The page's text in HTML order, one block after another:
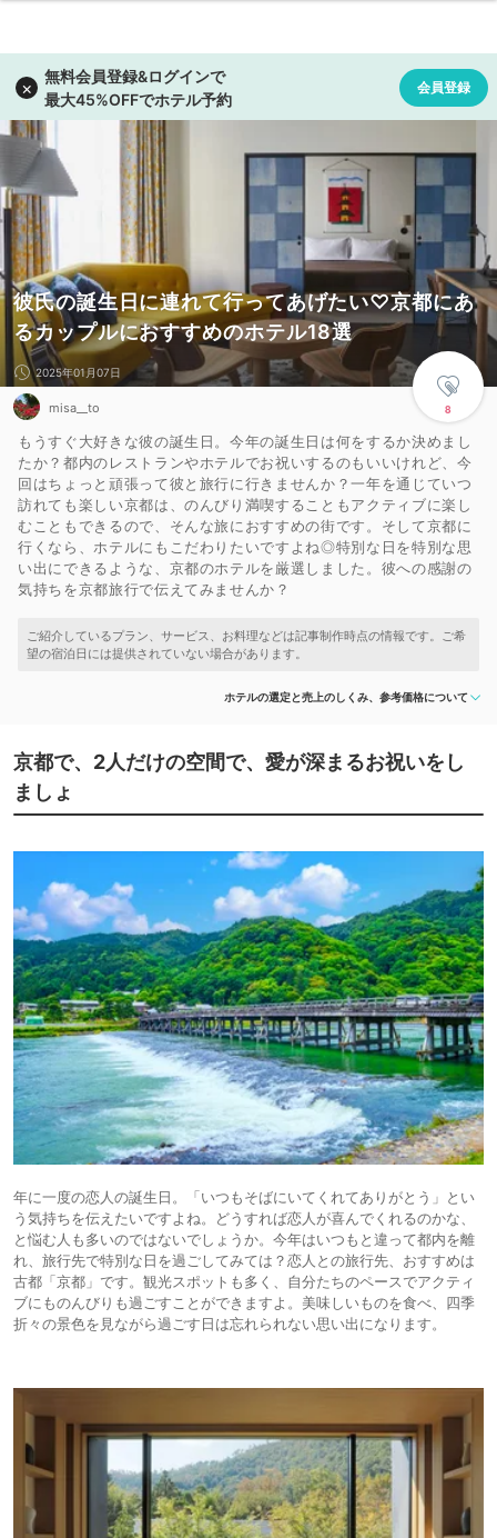
彼氏の誕生日に連れて行ってあげたい♡京都にあ
るカップルにおすすめのホテル18選
8
2025年01月07日
misa__to
もうすぐ大好きな彼の誕生日。今年の誕生日は何をするか決めまし
たか？都内のレストランやホテルでお祝いするのもいいけれど、今
回はちょっと頑張って彼と旅行に行きませんか？一年を通じていつ
訪れても楽しい京都は、のんびり満喫することもアクティブに楽し
むこともできるので、そんな旅におすすめの街です。そして京都に
行くなら、ホテルにもこだわりたいですよね◎特別な日を特別な思
い出にできるような、京都のホテルを厳選しました。彼への感謝の
気持ちを京都旅行で伝えてみませんか？
ホテルの選定と売上のしくみ、参考価格について
京都で、2人だけの空間で、愛が深まるお祝いをし
ましょ
年に一度の恋人の誕生日。「いつもそばにいてくれてありがとう」とい
う気持ちを伝えたいですよね。どうすれば恋人が喜んでくれるのかな、
と悩む人も多いのではないでしょうか。今年はいつもと違って都内を離
れ、旅行先で特別な日を過ごしてみては？恋人との旅行先、おすすめは
古都「京都」です。観光スポットも多く、自分たちのペースでアクティ
ブにものんびりも過ごすことができますよ。美味しいものを食べ、四季
折々の景色を見ながら過ごす日は忘れられない思い出になります。